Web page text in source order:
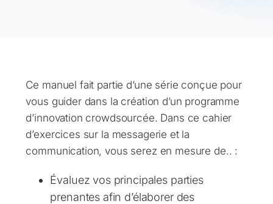
Ce manuel fait partie d’une série conçue pour
vous guider dans la création d’un programme
d’innovation crowdsourcée. Dans ce cahier
d’exercices sur la messagerie et la
communication, vous serez en mesure de.. :
Évaluez vos principales parties
prenantes afin d’élaborer des